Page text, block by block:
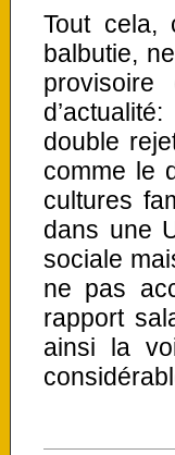
Tout cela,
balbutie,
double
comme le
cultures
dans une
sociale
ne pas
rapport
ainsi la